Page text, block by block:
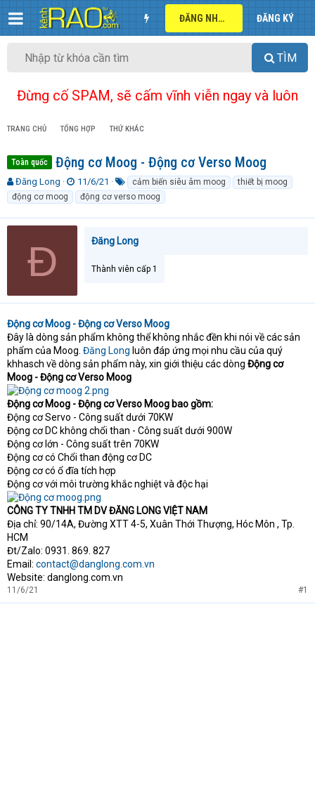
ĐĂNG NHẬP ĐĂNG KÝ
TÌM
Đừng cố SPAM, sẽ cấm vĩnh viễn ngay và luôn
TRANG CHỦ TỔNG HỢP THỨ KHÁC
Toàn quốc Động cơ Moog - Động cơ Verso Moog
T
h
r
e
r
e
r
Đăng Long
N
g
à
y
11/6/21
ừ
k
h
a
cảm biến siêu âm moog
thiết bị moog
động cơ moog
động cơ verso moog
Đ Đăng Long
Thành viên cấp 1
Động cơ Moog - Động cơ Verso Moog
Đây là dòng sản phẩm không thể không nhắc đền khi nói về các sản
phẩm của Moog. Đăng Long luôn đáp ứng mọi nhu cầu của quý
khhasch về dòng sản phẩm này, xin giới thiệu các dòng Động cơ
Moog - Động cơ Verso Moog
Động cơ Moog - Động cơ Verso Moog bao gồm:
Động cơ Servo - Công suất dưới 70KW
Động cơ DC không chổi than - Công suất dưới 900W
Động cơ lớn - Công suất trên 70KW
Động cơ có Chổi than động cơ DC
Động cơ có ổ đĩa tích hợp
Động cơ với môi trường khắc nghiệt và độc hại
CÔNG TY TNHH TM DV ĐĂNG LONG VIỆT NAM
Địa chỉ: 90/14A, Đường XTT 4-5, Xuân Thới Thượng, Hóc Môn , Tp.
HCM
Đt/Zalo: 0931. 869. 827
Email: contact@danglong.com.vn
Website: danglong.com.vn
11/6/21 #1